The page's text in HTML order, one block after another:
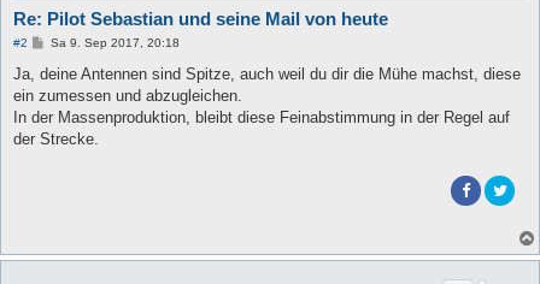
Re: Pilot Sebastian und seine Mail von heute
#2
B
i
r
a
Sa 9. Sep 2017, 20:18
Ja, deine Antennen sind Spitze, auch weil du dir die Mühe machst, diese
ein zumessen und abzugleichen.
In der Massenproduktion, bleibt diese Feinabstimmung in der Regel auf
der Strecke.